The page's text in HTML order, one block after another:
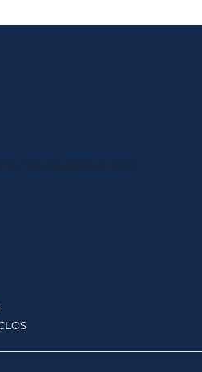
listing_feed en prod